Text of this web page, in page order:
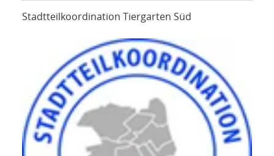
Stadtteilkoordination Tiergarten Süd